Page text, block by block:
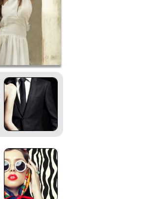
לו הייתי אפרודיטי